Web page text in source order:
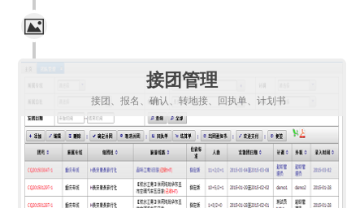
接团管理
接团、报名、确认、转地接、回执单、计划书